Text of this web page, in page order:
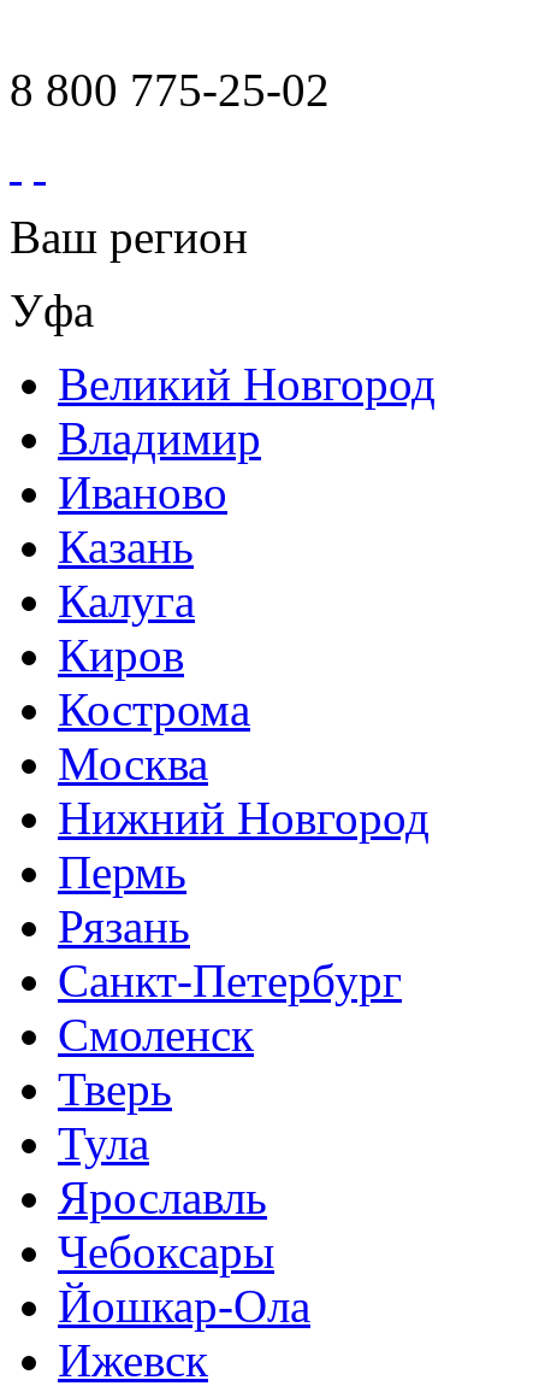
8 800 775-25-02
Ваш регион
Уфа
Великий Новгород
Владимир
Иваново
Казань
Калуга
Киров
Кострома
Москва
Нижний Новгород
Пермь
Рязань
Санкт-Петербург
Смоленск
Тверь
Тула
Ярославль
Чебоксары
Йошкар-Ола
Ижевск